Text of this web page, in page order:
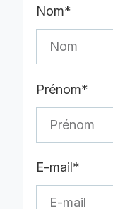
Nom*
Prénom*
E-mail*